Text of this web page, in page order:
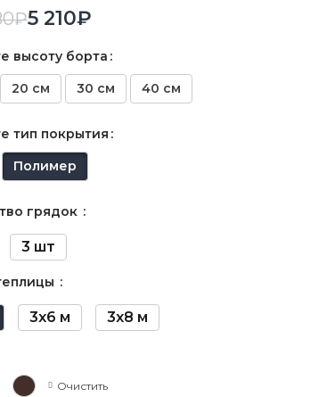
₽5 210₽
высоту борта
20 см 30 см 40 см
тип покрытия
Полимер
грядок
3 шт
3х6 м 3х8 м
Очистить